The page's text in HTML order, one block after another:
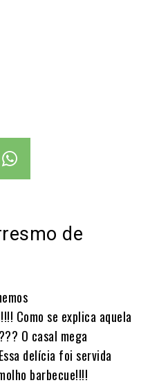
de
Como se explica aquela
O casal mega
delícia foi servida
barbecue!!!!⠀